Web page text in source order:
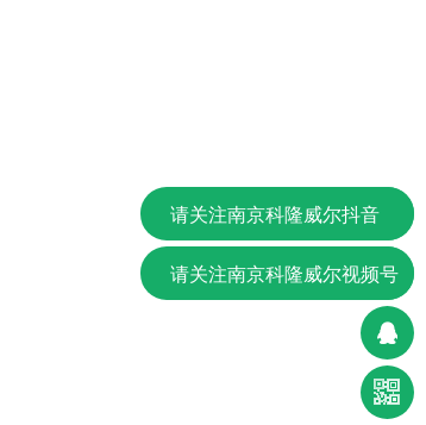
请关注南京科隆威尔抖音
请关注南京科隆威尔视频号